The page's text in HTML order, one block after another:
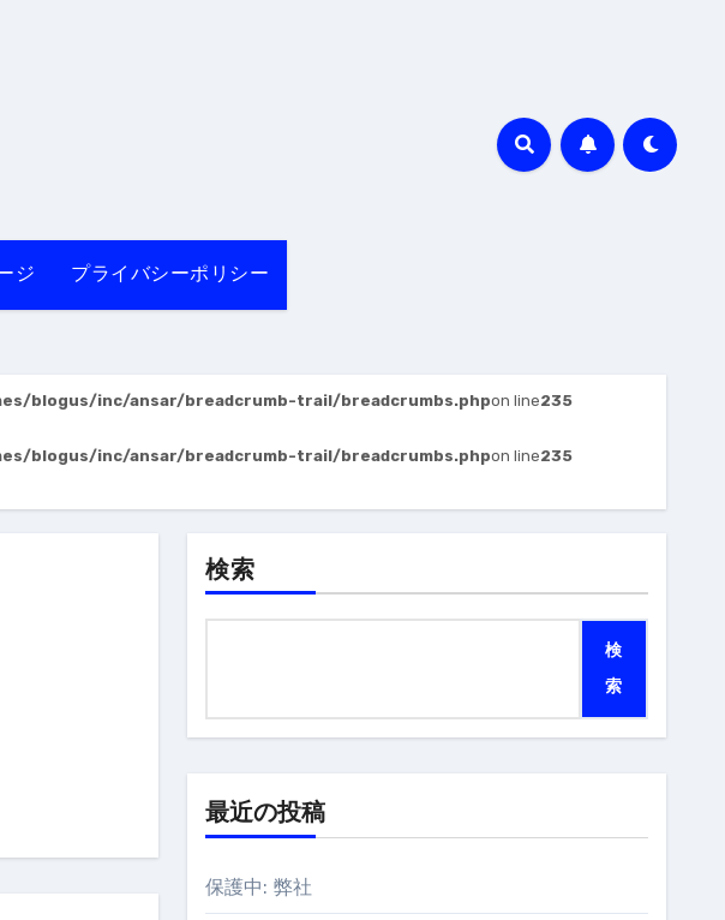
ジ プライバシーポリシー
blogus/inc/ansar/breadcrumb-trail/breadcrumbs.phpon line235
blogus/inc/ansar/breadcrumb-trail/breadcrumbs.phpon line235
検索
検
索
最近の投稿
保護中: 弊社